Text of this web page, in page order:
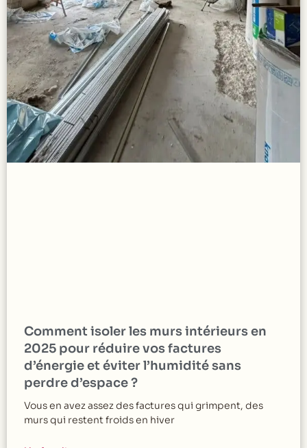
Comment isoler les murs intérieurs en
2025 pour réduire vos factures
d’énergie et éviter l’humidité sans
perdre d’espace ?
Vous en avez assez des factures qui grimpent, des
murs qui restent froids en hiver